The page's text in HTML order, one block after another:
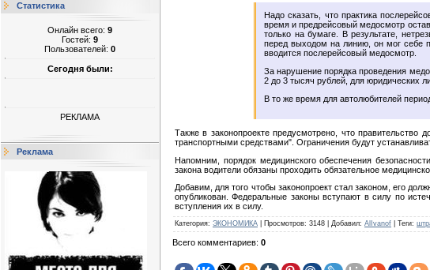
Статистика
Онлайн всего: 9
Гостей: 9
Пользователей: 0
Сегодня были:
РЕКЛАМА
Реклама
Надо сказать, что практика
время и предрейсовый медосмотр
только на бумаге. В результате,
перед выходом на линию, он мог себе
вводится послерейсовый медосмотр.
За нарушение порядка проведения
2 до 3 тысяч рублей, для юридических
В то же время для автолюбителей
Также в законопроекте предусмотрено, что правительство
транспортными средствами". Ограничения будут
Напомним, порядок медицинского обеспечения
закона водители обязаны проходить обязательное
Добавим, для того чтобы законопроект стал законом, его
опубликован. Федеральные законы вступают в силу по
вступления их в силу.
Категория: ЭКОНОМИКА Просмотров: 3148 Добавил: AlIvanof Теги:
Всего комментариев: 0